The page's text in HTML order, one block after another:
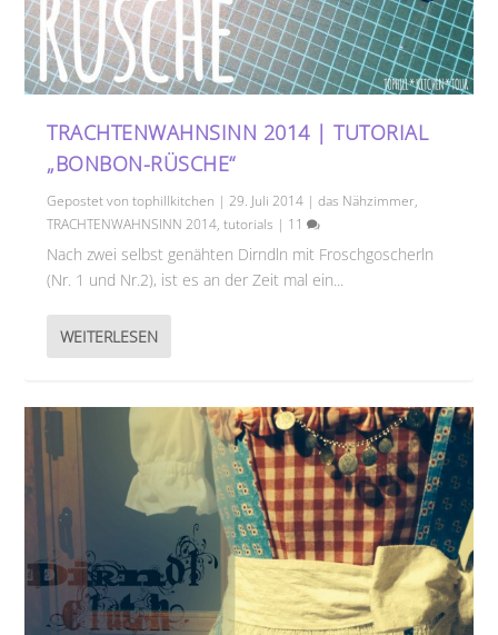
TRACHTENWAHNSINN 2014 | TUTORIAL
„BONBON-RÜSCHE“
Gepostet vontophillkitchen |29. Juli 2014 |das Nähzimmer,
TRACHTENWAHNSINN 2014,tutorials | 11
Nach zwei selbst genähten Dirndln mit Froschgoscherln
(Nr. 1 und Nr.2), ist es an der Zeit mal ein...
WEITERLESEN